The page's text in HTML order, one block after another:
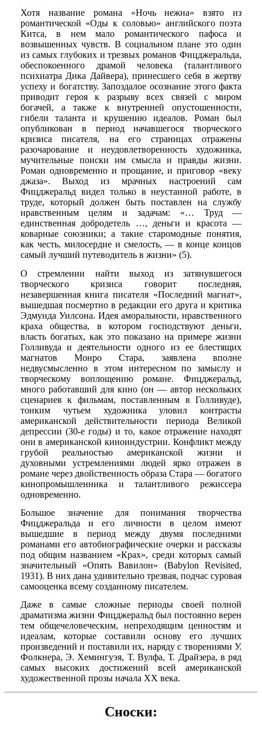
Хотя название романа «Ночь нежна» взято из
романтической «Оды к соловью» английского поэта
Китса, в нем мало романтического пафоса и
возвышенных чувств. В социальном плане это один
из самых глубоких и трезвых романов Фицджеральда,
обеспокоенного драмой человека (талантливого
психиатра Дика Дайвера), принесшего себя в жертву
успеху и богатству. Запоздалое осознание этого факта
приводит героя к разрыву всех связей с миром
богачей, а также к внутренней опустошенности,
гибели таланта и крушению идеалов. Роман был
опубликован в период начавшегося творческого
кризиса писателя, на его страницах отражены
разочарование и неудовлетворенность художника,
мучительные поиски им смысла и правды жизни.
Роман одновременно и прощание, и приговор «веку
джаза». Выход из мрачных настроений сам
Фицджеральд видел только в неустанной работе, в
труде, который должен быть поставлен на службу
нравственным целям и задачам: «… Труд —
единственная добродетель …, деньги и красота —
коварные союзники; а такие старомодные понятия,
как честь, милосердие и смелость, — в конце концов
самый лучший путеводитель в жизни» (5).
О стремлении найти выход из затянувшегося
творческого кризиса говорит последняя,
незавершенная книга писателя «Последний магнат»,
вышедшая посмертно в редакции его друга и критика
Эдмунда Уилсона. Идея аморальности, нравственного
краха общества, в котором господствуют деньги,
власть богатых, как это показано на примере жизни
Голливуда и деятельности одного из ее блестящих
магнатов Монро Стара, заявлена вполне
недвусмысленно в этом интересном по замыслу и
творческому воплощению романе. Фицджеральд,
много работавший для кино (он — автор нескольких
сценариев к фильмам, поставленным в Голливуде),
тонким чутьем художника уловил контрасты
американской действительности периода Великой
депрессии (30-е годы) и то, какое отражение находят
они в американской киноиндустрии. Конфликт между
грубой реальностью американской жизни и
духовными устремлениями людей ярко отражен в
романе через двойственность образа Стара — богатого
кинопромышленника и талантливого режиссера
одновременно.
Большое значение для понимания творчества
Фицджеральда и его личности в целом имеют
вышедшие в период между двумя последними
романами его автобиографические очерки и рассказы
под общим названием «Крах», среди которых самый
значительный «Опять Вавилон» (Babylon Revisited,
1931). В них дана удивительно трезвая, подчас суровая
самооценка всему созданному писателем.
Даже в самые сложные периоды своей полной
драматизма жизни Фицджеральд был постоянно верен
тем общечеловеческим, непреходящим ценностям и
идеалам, которые составили основу его лучших
произведений и поставили их, наряду с творениями У.
Фолкнера, Э. Хемингуэя, Т. Вулфа, Т. Драйзера, в ряд
самых высоких достижений всей американской
художественной прозы начала XX века.
Сноски: